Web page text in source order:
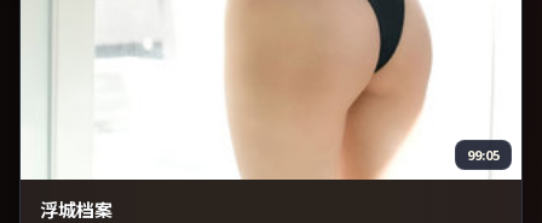
99:05
浮城档案